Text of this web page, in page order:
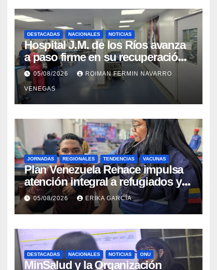
DESTACADAS NACIONALES NOTICIAS
Hospital J.M. de los Ríos avanza
a paso firme en su recuperación
tras los recientes eventos
sísmicos
05/08/2026 ROIMAN FERMIN NAVARRO
VENEGAS
JORNADAS REGIONALES TENDENCIAS VACUNAS
​Plan Venezuela Renace impulsa
atención integral a refugiados y
evaluación de vacunación en
Aragua
05/08/2026 ERIKA GARCÍA
DESTACADAS NACIONALES NOTICIAS ONU
MinSalud y la Organización